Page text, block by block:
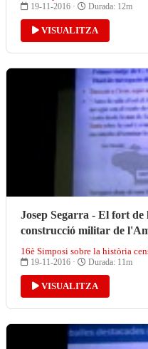
19-11-2016 · Durada: 12m
VISUALITZA
Josep Segarra - El fort
construcció militar de
16è Simposi sobre la història
19-11-2016 · Durada: 11m
VISUALITZA